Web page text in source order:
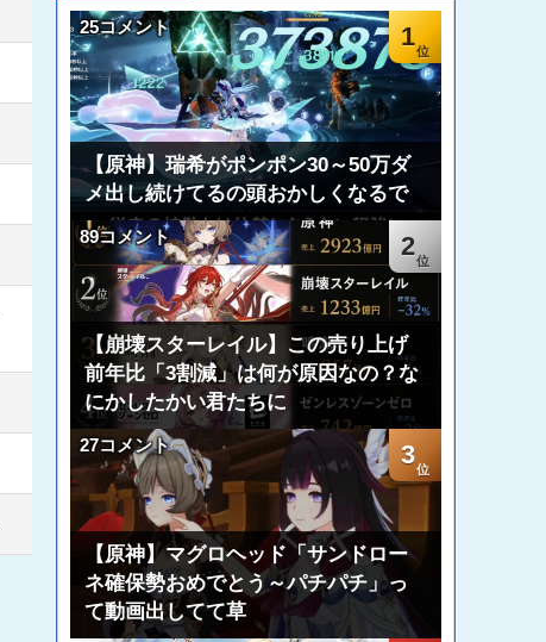
1
25コメント
【原神】瑞希がポンポン30～50万ダ
メ出し続けてるの頭おかしくなるで
2
89コメント
【崩壊スターレイル】この売り上げ
前年比「3割減」は何が原因なの？な
にかしたかい君たちに
3
27コメント
【原神】マグロヘッド「サンドロー
ネ確保勢おめでとう～パチパチ」っ
て動画出してて草